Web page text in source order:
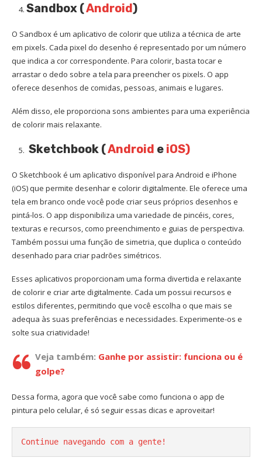
Sandbox (Android)
O Sandbox é um aplicativo de colorir que utiliza a técnica de arte
em pixels. Cada pixel do desenho é representado por um número
que indica a cor correspondente. Para colorir, basta tocar e
arrastar o dedo sobre a tela para preencher os pixels. O app
oferece desenhos de comidas, pessoas, animais e lugares.
Além disso, ele proporciona sons ambientes para uma experiência
de colorir mais relaxante.
Sketchbook (Android e iOS)
O Sketchbook é um aplicativo disponível para Android e iPhone
(iOS) que permite desenhar e colorir digitalmente. Ele oferece uma
tela em branco onde você pode criar seus próprios desenhos e
pintá-los. O app disponibiliza uma variedade de pincéis, cores,
texturas e recursos, como preenchimento e guias de perspectiva.
Também possui uma função de simetria, que duplica o conteúdo
desenhado para criar padrões simétricos.
Esses aplicativos proporcionam uma forma divertida e relaxante
de colorir e criar arte digitalmente. Cada um possui recursos e
estilos diferentes, permitindo que você escolha o que mais se
adequa às suas preferências e necessidades. Experimente-os e
solte sua criatividade!
Veja também: Ganhe por assistir: funciona ou é
golpe?
Dessa forma, agora que você sabe como funciona o app de
pintura pelo celular, é só seguir essas dicas e aproveitar!
Continue navegando com a gente!